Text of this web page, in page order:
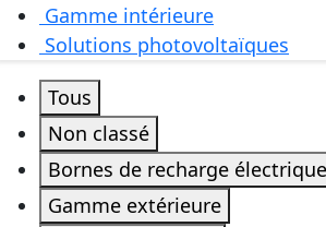
Gamme intérieure
Solutions photovoltaïques
Tous
Non classé
Bornes de recharge électrique
Gamme extérieure